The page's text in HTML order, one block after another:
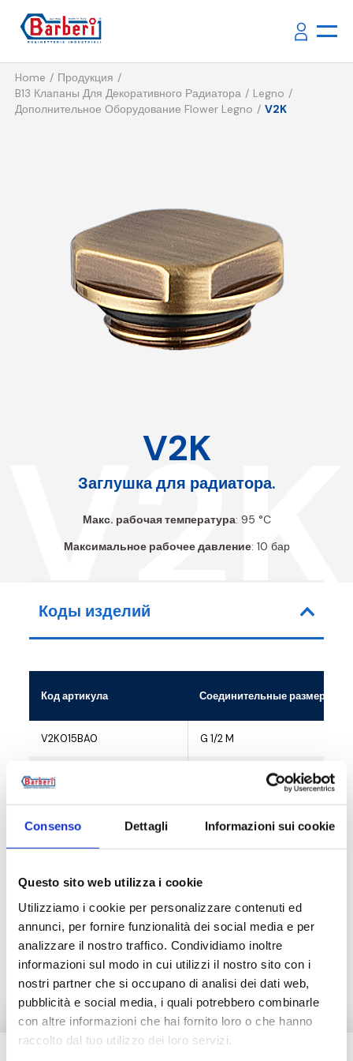
Consenso Dettagli Informazioni sui cookie
Questo sito web utilizza i cookie
Utilizziamo i cookie per personalizzare contenuti ed
annunci, per fornire funzionalità dei social media e per
analizzare il nostro traffico. Condividiamo inoltre
informazioni sul modo in cui utilizzi il nostro sito con i
nostri partner che si occupano di analisi dei dati web,
pubblicità e social media, i quali potrebbero combinarle
con altre informazioni che hai fornito loro o che hanno
raccolto dal tuo utilizzo dei loro servizi.
Home
Продукция
B13 Клапаны Для Декоративного Радиатора
Legno
Дополнительное Оборудование Flower Legno
V2K
V2K
V2K
Заглушка для радиатора.
Макс. рабочая температура: 95 °C
Максимальное рабочее давление: 10 бар
Коды изделий
Код артикула Соединительные размеры
V2K015BA0 G 1/2 M
V2K015WB0
V2K015BM0 G 1/2 M
Описание
Документация